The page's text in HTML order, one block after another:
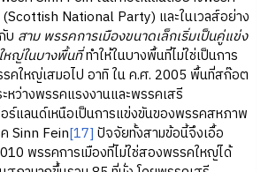
National Party) และในเวลส์อย่าง
บ สาม พรรคการเมืองขนาดเล็กเริ่มเป็นคู่แข่ง
หญ่ในบางพื้นที่ทำให้ในบางพื้นที่ไม่ใช่เป็นการ
คใหญ่เสมอไป อาทิ ใน ค.ศ. 2005 พื้นที่สก๊อต
หว่างพรรคแรงงานและพรรคเสรี
ร์แลนด์เหนือเป็นการแข่งขันของพรรคสหภาพ
Sinn Fein[17] ปัจจัยทั้งสามข้อนี้จึงเอื้อ
พรรคการเมืองที่ไม่ใช่สองพรรคใหญ่ได้